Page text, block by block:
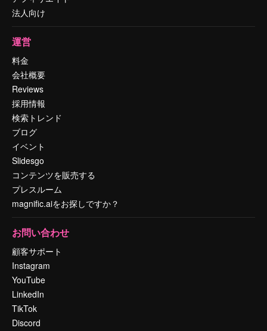
法人向け
運営
料金
会社概要
Reviews
採用情報
検索トレンド
ブログ
イベント
Slidesgo
コンテンツを販売する
プレスルーム
magnific.aiをお探しですか？
お問い合わせ
顧客サポート
Instagram
YouTube
LinkedIn
TikTok
Discord